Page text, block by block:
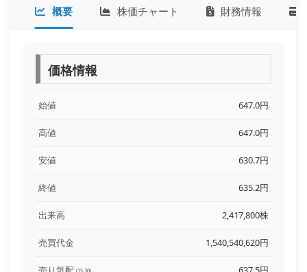
概要 株価チャート 財務情報
価格情報
始値 647.0円
高値 647.0円
安値 630.7円
終値 635.2円
出来高 2,417,800株
売買代金 1,540,540,620円